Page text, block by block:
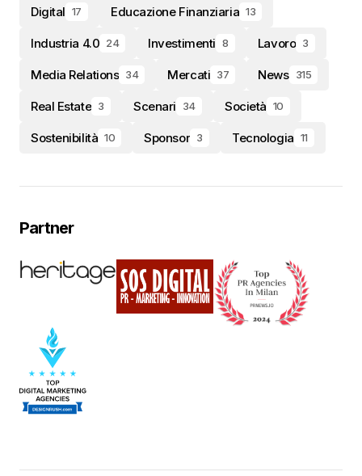
Digital 17 Educazione Finanziaria 13
Industria 4.0 24 Investimenti 8 Lavoro 3
Media Relations 34 Mercati 37 News 315
Real Estate 3 Scenari 34 Società 10
Sostenibilità 10 Sponsor 3 Tecnologia 11
Partner